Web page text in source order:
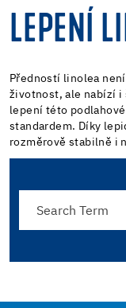
LEPENÍ
Předností linolea
životnost, ale nabízí i
lepení této
standardem. Díky
rozměrově stabilně i